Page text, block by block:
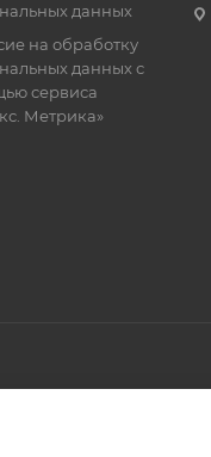
данных
на обработку
данных с
сервиса
Метрика»
является